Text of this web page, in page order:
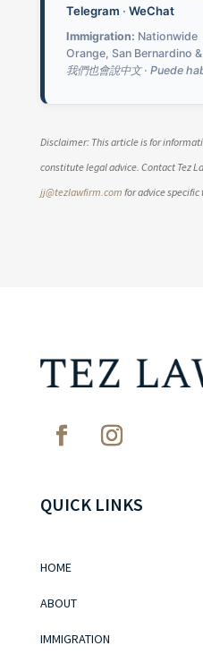
Telegram · WeChat
Immigration: Nationwide
Orange, San Bernardino
我們也會說中文 · Puede
Disclaimer: This article is for
constitute legal advice. Contact Tez
jj@tezlawfirm.com for advice
QUICK LINKS
HOME
ABOUT
IMMIGRATION